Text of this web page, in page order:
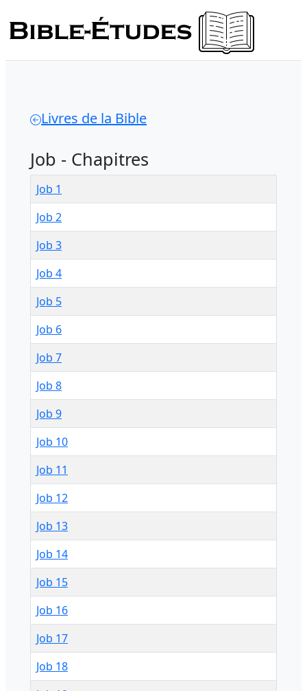
Livres de la Bible
Job - Chapitres
Job 1
Job 2
Job 3
Job 4
Job 5
Job 6
Job 7
Job 8
Job 9
Job 10
Job 11
Job 12
Job 13
Job 14
Job 15
Job 16
Job 17
Job 18